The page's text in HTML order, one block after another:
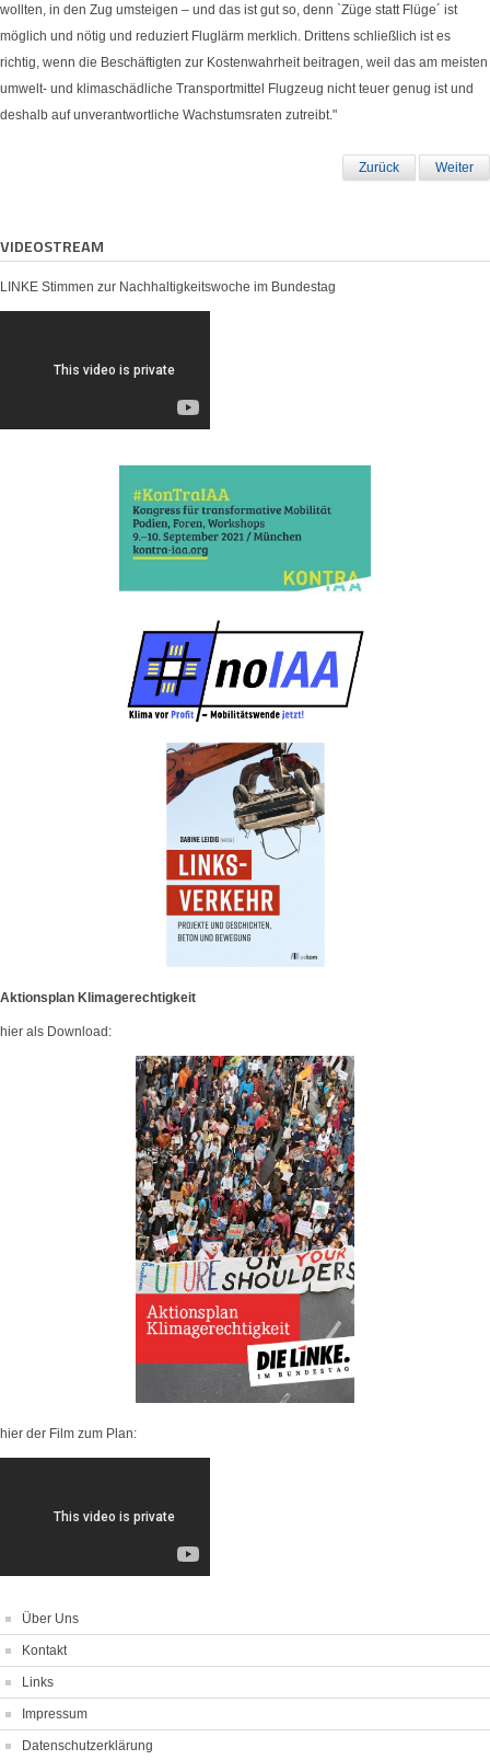
wollten, in den Zug umsteigen – und das ist gut so, denn `Züge statt Flüge´ ist
möglich und nötig und reduziert Fluglärm merklich. Drittens schließlich ist es
richtig, wenn die Beschäftigten zur Kostenwahrheit beitragen, weil das am meisten
umwelt- und klimaschädliche Transportmittel Flugzeug nicht teuer genug ist und
deshalb auf unverantwortliche Wachstumsraten zutreibt."
Zurück Weiter
VIDEOSTREAM
LINKE Stimmen zur Nachhaltigkeitswoche im Bundestag
Aktionsplan Klimagerechtigkeit
hier als Download:
hier der Film zum Plan:
Über Uns
Kontakt
Links
Impressum
Datenschutzerklärung